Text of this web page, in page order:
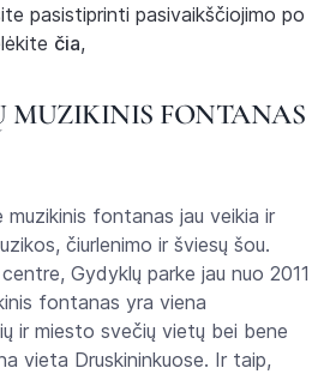
pasistiprinti pasivaikščiojimo po
čia,
MUZIKINIS FONTANAS
muzikinis fontanas jau veikia ir
čiurlenimo ir šviesų šou.
Gydyklų parke jau nuo 2011
fontanas yra viena
ir miesto svečių vietų bei bene
vieta Druskininkuose. Ir taip,